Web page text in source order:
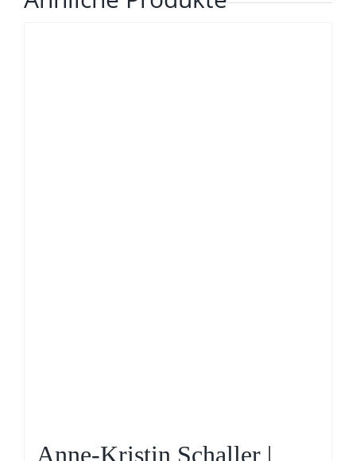
Anne-Kristin Schaller |